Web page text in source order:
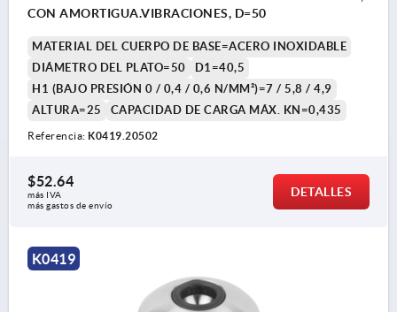
CON AMORTIGUA.VIBRACIONES, D=50
MATERIAL DEL CUERPO DE BASE=ACERO INOXIDABLE
DIÁMETRO DEL PLATO=50
D1=40,5
H1 (BAJO PRESIÓN 0 / 0,4 / 0,6 N/MM²)=7 / 5,8 / 4,9
ALTURA=25
CAPACIDAD DE CARGA MÁX. KN=0,435
Referencia: K0419.20502
$52.64
más IVA
más gastos de envío
DETALLES
K0419